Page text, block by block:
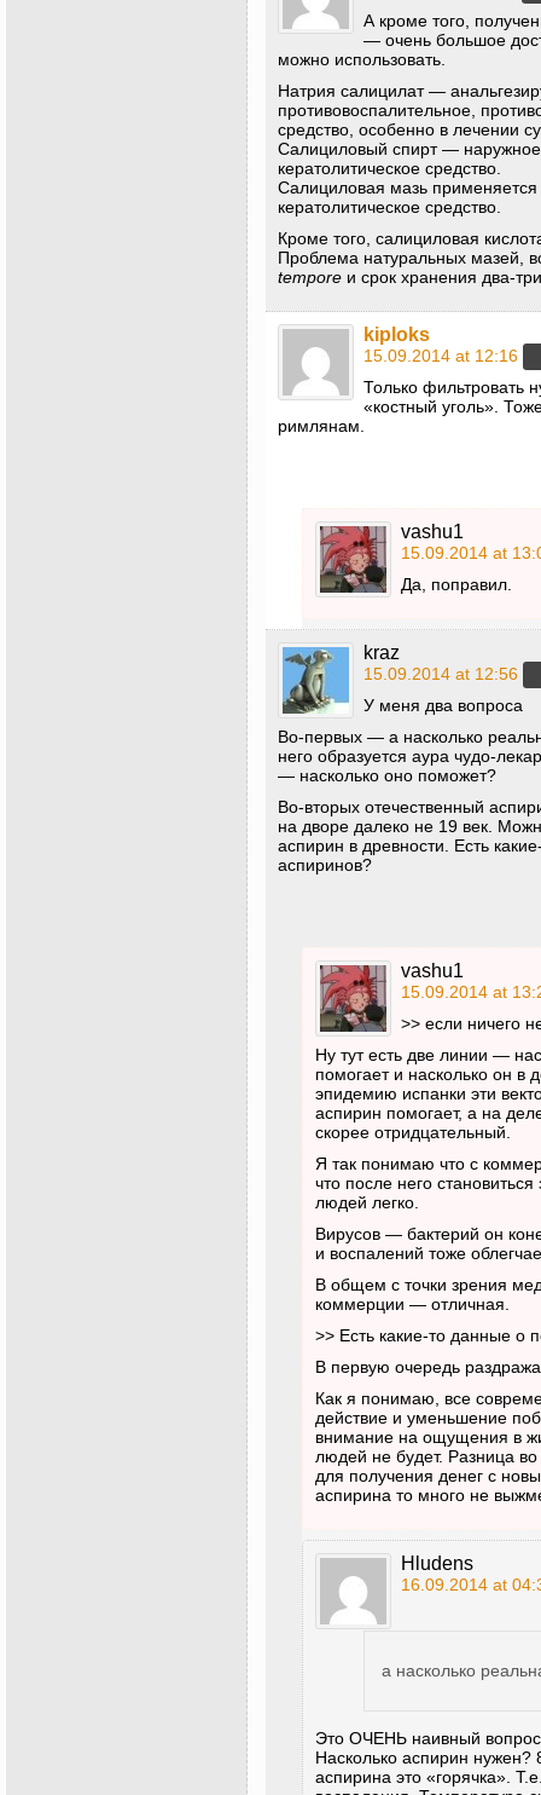
А кроме того,
— очень большое
можно использовать.
Натрия салицилат —
противовоспалительное,
средство, особенно в лечении
Салициловый спирт —
кератолитическое средство.
Салициловая мазь применяется
кератолитическое средство.
Кроме того, салициловая
Проблема натуральных мазей,
temporeи срок хранения два-
kiploks
15.09.2014 at 12:16
Только фильтровать
«костный уголь».
римлянам.
vashu1
15.09.2014 at
Да, поправил.
kraz
15.09.2014 at 12:56
У меня два вопроса
Во-первых — а насколько
него образуется аура чудо-
— насколько оно поможет?
Во-вторых отечественный
на дворе далеко не 19 век.
аспирин в древности. Есть
аспиринов?
vashu1
15.09.2014 at
>> если ничего
Ну тут есть две линии —
помогает и насколько он в
эпидемию испанки эти
аспирин помогает, а на
скорее отридцательный.
Я так понимаю что с
что после него
людей легко.
Вирусов — бактерий он
и воспалений тоже
В общем с точки зрения
коммерции — отличная.
>> Есть какие-то данные о
В первую очередь
Как я понимаю, все
действие и уменьшение
внимание на ощущения в
людей не будет. Разница
для получения денег с
аспирина то много не
Hludens
16.09.2014 at
а насколько
Это ОЧЕНЬ наивный
Насколько аспирин нужен?
аспирина это «горячка».